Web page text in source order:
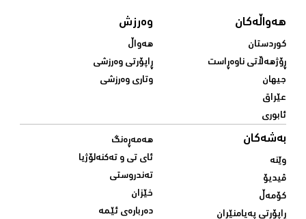
هەواڵەکان
کوردستان
ڕۆژهەڵاتی ناوەڕاست
جیهان
عێراق
ئابوری
وەرزش
هەواڵ
ڕاپۆرتی وەرزشی
وتاری وەرزشی
بەشەکان
وێنە
ڤیدیۆ
کۆمەڵ
ڕاپۆرتی پەیامنێران
هەمەڕەنگ
ئای تی و تەکنەلۆژیا
تەندروستی
خێزان
دەربارەی ئێمە